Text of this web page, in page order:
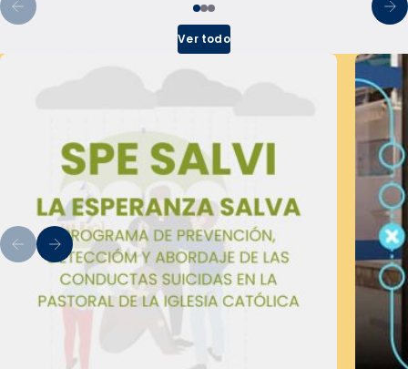
Ver todo